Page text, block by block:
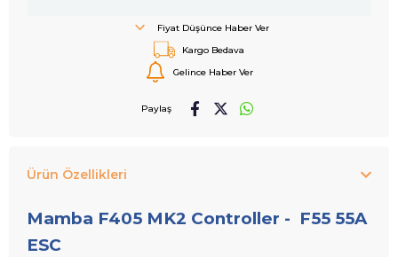
Fiyat Düşünce Haber Ver
Kargo Bedava
Gelince Haber Ver
Paylaş
Ürün Özellikleri
Mamba F405 MK2 Controller - F55 55A
ESC